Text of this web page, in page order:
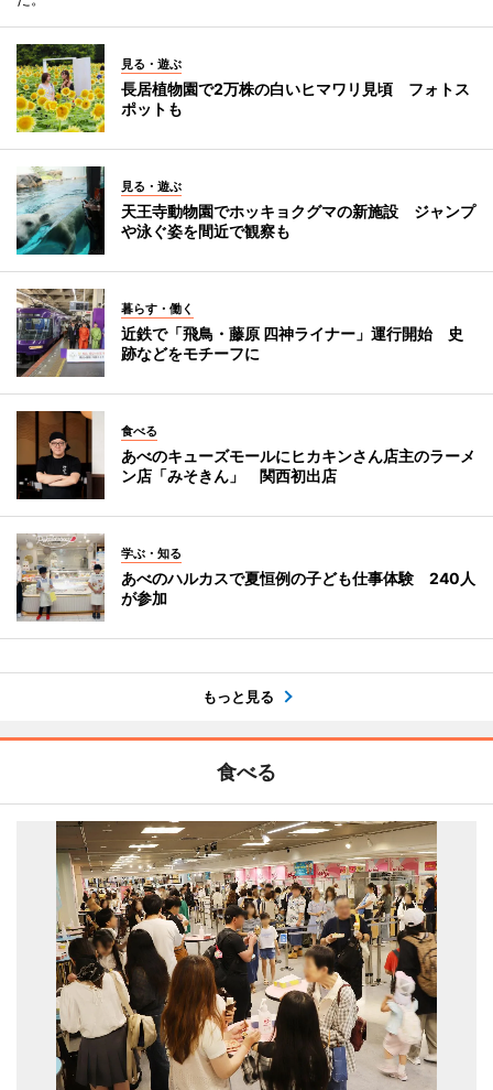
見る・遊ぶ
長居植物園で2万株の白いヒマワリ見頃 フォトス
ポットも
見る・遊ぶ
天王寺動物園でホッキョクグマの新施設 ジャンプ
や泳ぐ姿を間近で観察も
暮らす・働く
近鉄で「飛鳥・藤原 四神ライナー」運行開始 史
跡などをモチーフに
食べる
あべのキューズモールにヒカキンさん店主のラーメ
ン店「みそきん」 関西初出店
学ぶ・知る
あべのハルカスで夏恒例の子ども仕事体験 240人
が参加
もっと見る
食べる